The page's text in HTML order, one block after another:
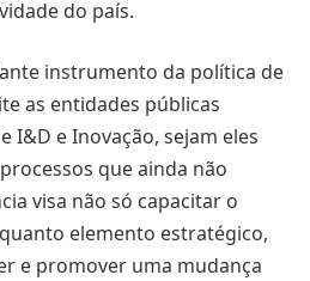
do país.
instrumento da política de
as entidades públicas
I&D e Inovação, sejam eles
que ainda não
visa não só capacitar o
elemento estratégico,
e promover uma mudança